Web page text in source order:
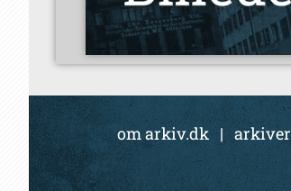
om arkiv.dk | arkiver